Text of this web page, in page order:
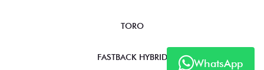
WhatsApp
TORO
FASTBACK HYBRID